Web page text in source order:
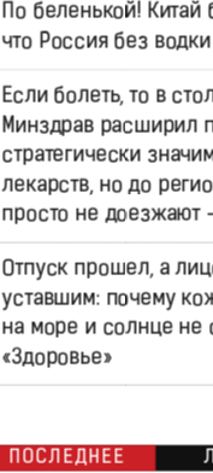
По беленькой! Китай
что Россия без
Если болеть, то в
Минздрав расширил
стратегически
лекарств, но до
просто не доезжают
Отпуск прошел, а
уставшим: почему
на море и солнце не
«Здоровье»
ПОСЛЕДНЕЕ